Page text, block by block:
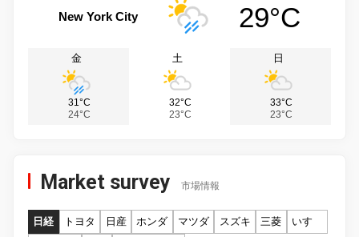
New York City 29°C
金
31°C
24°C
土
32°C
23°C
日
33°C
23°C
Market survey 市場情報
日経 トヨタ 日産 ホンダ マツダ スズキ 三菱
いすゞ